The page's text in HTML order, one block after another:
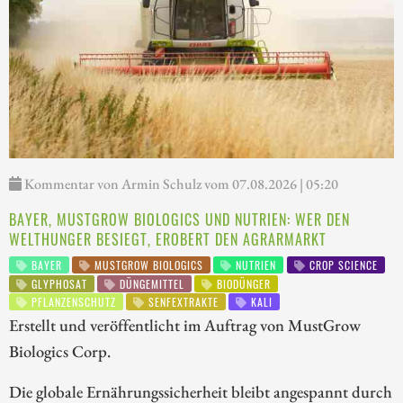
Kommentar von Armin Schulz vom 07.08.2026 | 05:20
BAYER, MUSTGROW BIOLOGICS UND NUTRIEN: WER DEN
WELTHUNGER BESIEGT, EROBERT DEN AGRARMARKT
BAYER MUSTGROW BIOLOGICS NUTRIEN
CROP SCIENCE
GLYPHOSAT
DÜNGEMITTEL
BIODÜNGER
PFLANZENSCHUTZ
SENFEXTRAKTE KALI
Erstellt und veröffentlicht im Auftrag von MustGrow
Biologics Corp.
Die globale Ernährungssicherheit bleibt angespannt durch